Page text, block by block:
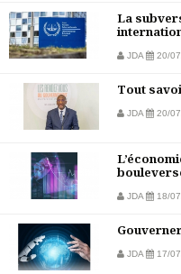
La
JDA 20/
Tout
JDA 20/
JDA 18/
JDA 17/